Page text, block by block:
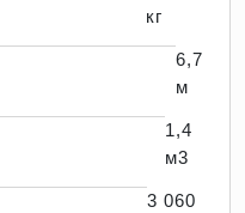
кг
6,7
м
1,4
м3
3 060